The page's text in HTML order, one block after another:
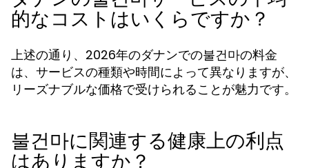
的なコストはいくらですか？
上述の通り、2026年のダナンでの불건마の料金
は、サービスの種類や時間によって異なりますが、
リーズナブルな価格で受けられることが魅力です。
불건마に関連する健康上の利点
はありますか？